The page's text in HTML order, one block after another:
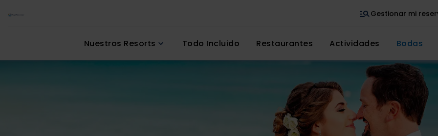
Gestionar mi
Nuestros Resorts Todo Incluido Restaurantes Actividades Bodas